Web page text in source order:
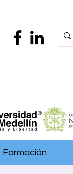
Formación